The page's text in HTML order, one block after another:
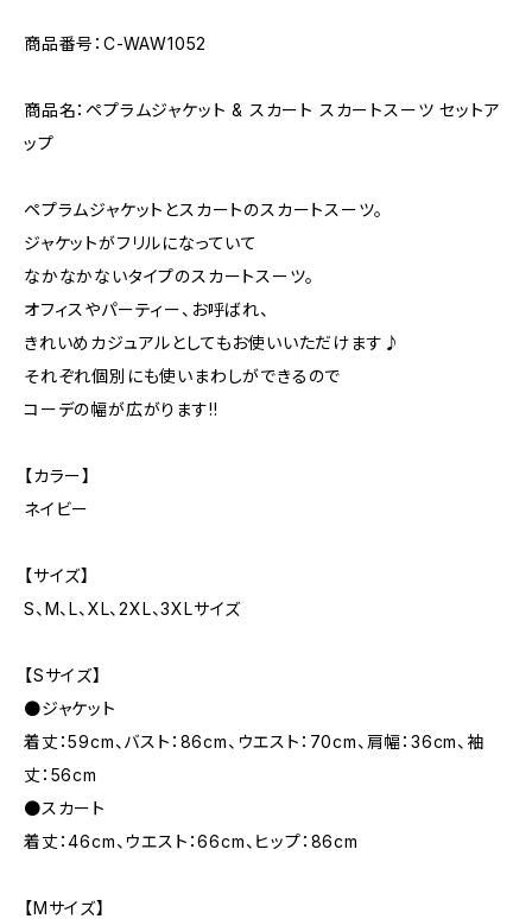
商品番号：C-WAW1052
商品名：ペプラムジャケット & スカート スカートスーツ セットア
ップ
ペプラムジャケットとスカートのスカートスーツ。
ジャケットがフリルになっていて
なかなかないタイプのスカートスーツ。
オフィスやパーティー、お呼ばれ、
きれいめカジュアルとしてもお使いいただけます♪
それぞれ個別にも使いまわしができるので
コーデの幅が広がります!!
【カラー】
ネイビー
【サイズ】
S、M、L、XL、2XL、3XLサイズ
【Sサイズ】
●ジャケット
着丈：59cm、バスト：86cm、ウエスト：70cm、肩幅：36cm、袖
丈：56cm
●スカート
着丈：46cm、ウエスト：66cm、ヒップ：86cm
【Mサイズ】